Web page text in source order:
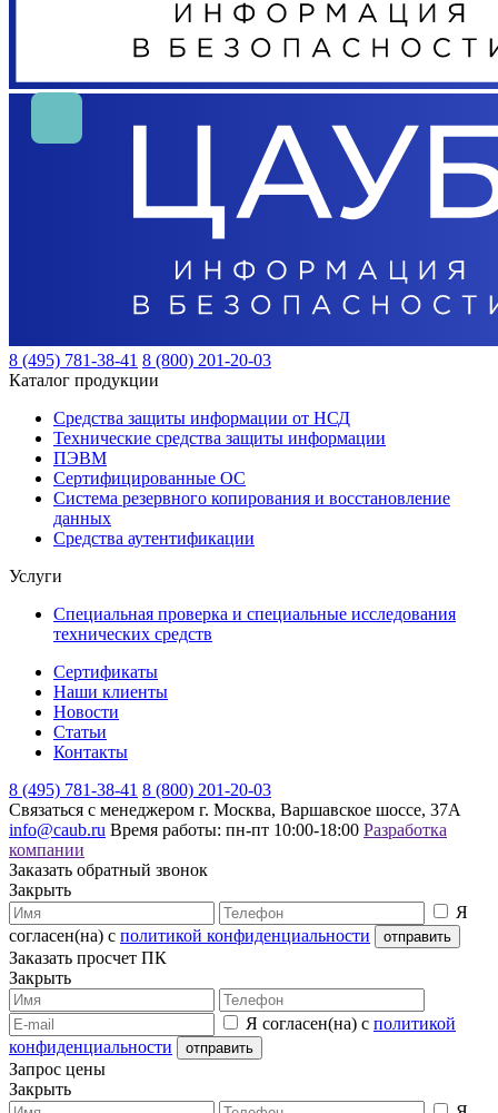
8 (495) 781-38-41 8 (800) 201-20-03
Каталог продукции
Средства защиты информации от НСД
Технические средства защиты информации
ПЭВМ
Сертифицированные ОС
Система резервного копирования и восстановление
данных
Средства аутентификации
Услуги
Специальная проверка и специальные исследования
технических средств
Сертификаты
Наши клиенты
Новости
Статьи
Контакты
8 (495) 781-38-41 8 (800) 201-20-03
Связаться с менеджером г. Москва, Варшавское шоссе, 37А
info@caub.ru Время работы: пн-пт 10:00-18:00 Разработка
компании
Заказать обратный звонок
Закрыть
Я
согласен(на) с политикой конфиденциальности
Заказать просчет ПК
Закрыть
Я согласен(на) с политикой
конфиденциальности
Запрос цены
Закрыть